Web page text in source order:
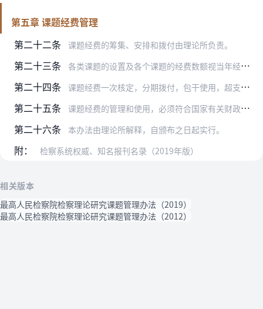
第五章 课题经费管理
第二十二条
课题经费的筹集、安排和拨付由理论所负责。
第二十三条 各类课题的设置及各个课题的经费数额视当年经费筹集情况具体安排。
第二十四条 课题经费一次核定，分期拨付，包干使用，超支不补。
第二十五条 课题经费的管理和使用，必须符合国家有关财政、财务制度和本办法的规定，同时要有利于促进科研人员开展课题研究工作。
第二十六条 本办法由理论所解释，自颁布之日起实行。
附： 检察系统权威、知名报刊名录（2019年版）
相关版本
最高人民检察院检察理论研究课题管理办法（2019）
最高人民检察院检察理论研究课题管理办法（2012）